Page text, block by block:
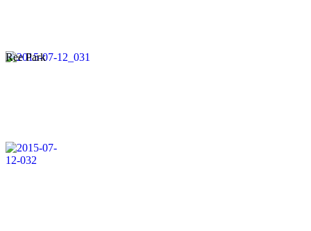
Ree Park